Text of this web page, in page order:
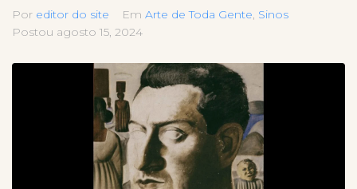
Por editor do site Em Arte de Toda Gente, Sinos
Postou agosto 15, 2024